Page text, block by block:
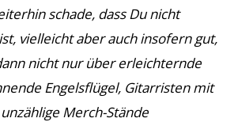
schade, dass Du nicht
vielleicht aber auch insofern gut,
nicht nur über erleichternde
Engelsflügel, Gitarristen mit
Merch-Stände